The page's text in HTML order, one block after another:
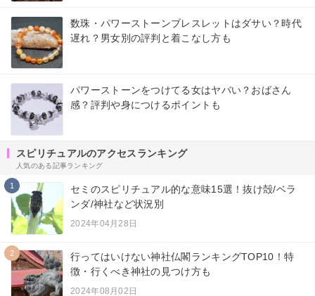
数珠・パワーストーンブレスレットはダサい？時代
遅れ？男女別の評判と着こなし方も
パワーストーンをつけてる女はヤバい？おばさん
感？評判や身につけるポイントも
スピリチュアルのアクセスランキング
人気のある記事ランキング
1
セミのスピリチュアル的な意味15選！抜け殻/ベラ
ンダ/神社など状況別
2024年04月28日
2
行ってはいけない神社仏閣ランキングTOP10！特
徴・行くべき神社の見つけ方も
2024年08月02日